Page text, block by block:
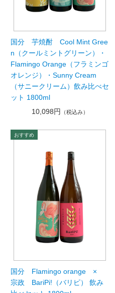
国分 芋焼酎 Cool Mint Gree
n（クールミントグリーン）・
Flamingo Orange（フラミンゴ
オレンジ）・Sunny Cream
（サニークリーム）飲み比べセ
ット 1800ml
10,098円
（税込み）
国分 Flamingo orange ×
宗政 BariPi!（バリピ） 飲み